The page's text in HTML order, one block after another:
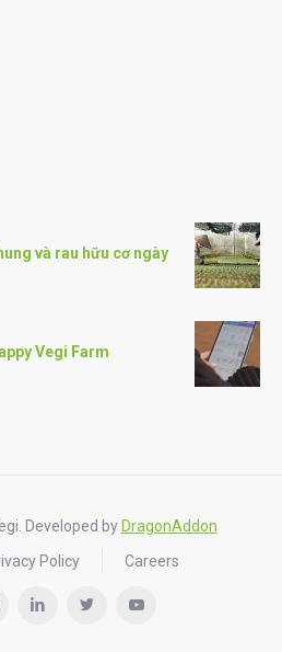
và rau hữu cơ ngày
Vegi Farm
Developed by DragonAddon
Policy Careers